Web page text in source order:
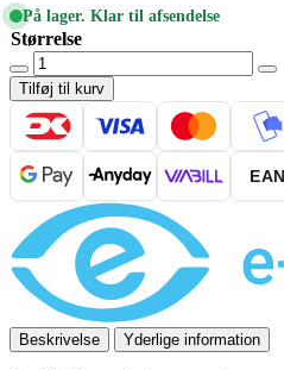
På lager. Klar til afsendelse
Størrelse
Villeroy
&
Boch
1791
-
Rosalie
Natural
antal
Tilføj til kurv
EAN
Beskrivelse Yderlige information